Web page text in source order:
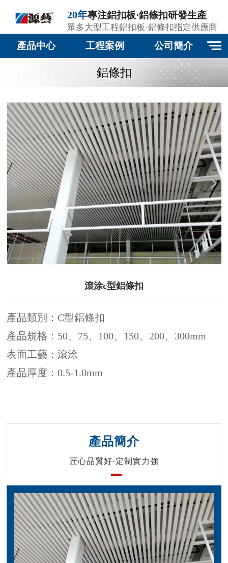
20年專注鋁扣板·鋁條扣研發生產
眾多大型工程鋁扣板·鋁條扣指定供應商
產品中心 工程案例 公司簡介
鋁條扣
1/1
滾涂c型鋁條扣
產品類別：C型鋁條扣
產品規格：50、75、100、150、200、300mm
表面工藝：滾涂
產品厚度：0.5-1.0mm
產品簡介
匠心品質好·定制實力強